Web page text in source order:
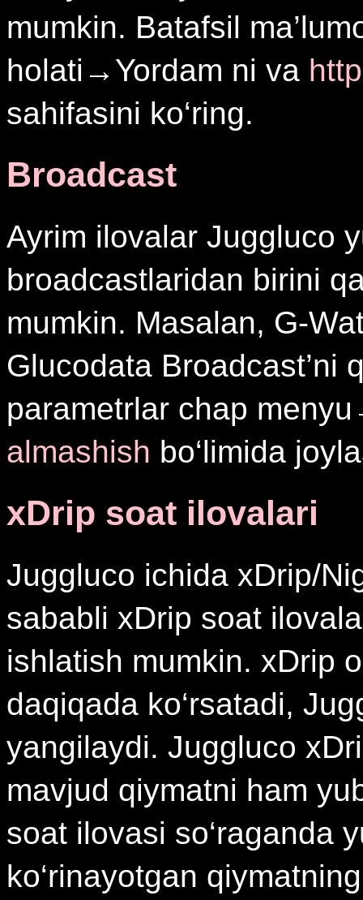
mumkin. Batafsil
holati→Yordam ni va
sahifasini ko‘ring.
Broadcast
Ayrim ilovalar Juggluco
broadcastlaridan birini
mumkin. Masalan,
Glucodata Broadcast’ni
parametrlar chap
almashish bo‘limida
xDrip soat ilovalari
Juggluco ichida xDrip/
sababli xDrip soat
ishlatish mumkin. xDrip
daqiqada ko‘rsatadi,
yangilaydi. Juggluco
mavjud qiymatni ham
soat ilovasi so‘raganda
ko‘rinayotgan